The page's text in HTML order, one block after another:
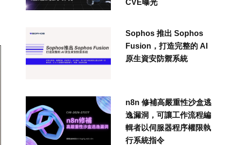
CVE曝光
Sophos 推出 Sophos
Fusion，打造完整的 AI
原生資安防禦系統
n8n 修補高嚴重性沙盒逃
逸漏洞，可讓工作流程編
輯者以伺服器程序權限執
行系統指令